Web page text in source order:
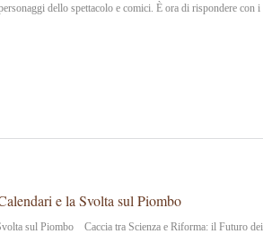
dello spettacolo e comici. È ora di rispondere con i
e la Svolta sul Piombo
sul Piombo Caccia tra Scienza e Riforma: il Futuro dei